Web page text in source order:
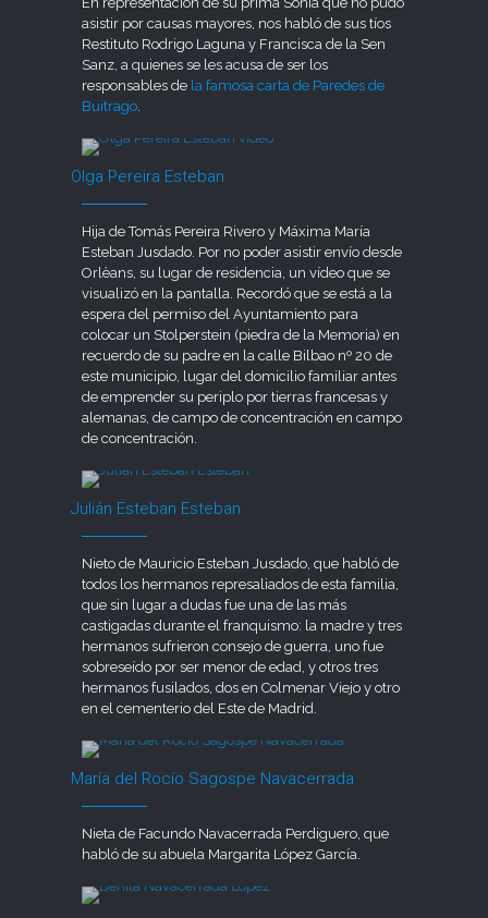
asistir por causas mayores, nos habló de sus tíos
Restituto Rodrigo Laguna y Francisca de la Sen
Sanz, a quienes se les acusa de ser los
responsables de la famosa carta de Paredes de
Buitrago
Olga Pereira Esteban
Hija de Tomás Pereira Rivero y Máxima María
Esteban Jusdado. Por no poder asistir envío desde
Orlèans, su lugar de residencia, un vídeo que se
visualizó en la pantalla. Recordó que se está a la
espera del permiso del Ayuntamiento para
colocar un Stolperstein (piedra de la Memoria) en
recuerdo de su padre en la calle Bilbao nº 20 de
este municipio, lugar del domicilio familiar antes
de emprender su periplo por tierras francesas y
alemanas, de campo de concentración en campo
de concentración.
Julián Esteban Esteban
Nieto de Mauricio Esteban Jusdado, que habló de
todos los hermanos represaliados de esta familia,
que sin lugar a dudas fue una de las más
castigadas durante el franquismo: la madre y tres
hermanos sufrieron consejo de guerra, uno fue
sobreseído por ser menor de edad, y otros tres
hermanos fusilados, dos en Colmenar Viejo y otro
en el cementerio del Este de Madrid.
María del Rocío Sagospe Navacerrada
Nieta de Facundo Navacerrada Perdiguero, que
habló de su abuela Margarita López García.